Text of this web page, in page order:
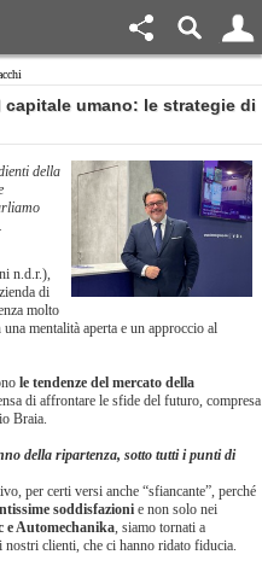
umano: le strategie di
della
n.d.r.),
di
molto
mentalità aperta e un approccio al
le tendenze del mercato della
di affrontare le sfide del futuro, compresa
Braia.
della ripartenza, sotto tutti i punti di
per certi versi anche “sfiancante”, perché
soddisfazioni e non solo nei
e Automechanika, siamo tornati a
clienti, che ci hanno ridato fiducia.